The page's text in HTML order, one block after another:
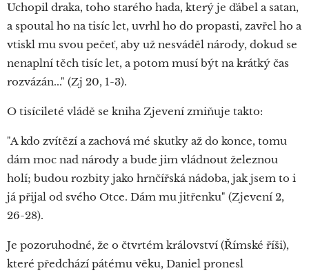
Uchopil draka, toho starého hada, který je ďábel a satan,
a spoutal ho na tisíc let, uvrhl ho do propasti, zavřel ho a
vtiskl mu svou pečeť, aby už nesváděl národy, dokud se
nenaplní těch tisíc let, a potom musí být na krátký čas
rozvázán..." (Zj 20, 1-3).
O tisícileté vládě se kniha Zjevení zmiňuje takto:
"A kdo zvítězí a zachová mé skutky až do konce, tomu
dám moc nad národy a bude jim vládnout železnou
holí; budou rozbity jako hrnčířská nádoba, jak jsem to i
já přijal od svého Otce. Dám mu jitřenku" (Zjevení 2,
26-28).
Je pozoruhodné, že o čtvrtém království (Římské říši),
které předchází pátému věku, Daniel pronesl